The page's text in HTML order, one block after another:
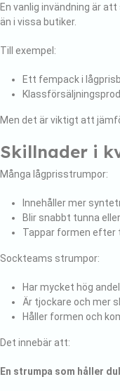
En vanlig invändning är
än i vissa butiker.
Till exempel:
Ett fempack i
Men det är viktigt att
Skillnader i
Många lågprisstrumpor:
Innehåller mer
Blir snabbt tunna
Tappar formen efter
Sockteams strumpor:
Har mycket hög
Är tjockare och mer
Håller formen och
Det innebär att:
En strumpa som håller